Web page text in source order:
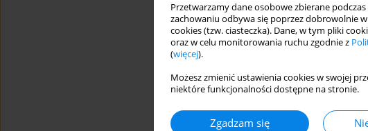
Przetwarzamy dane osobowe zbierane
zachowaniu odbywa się poprzez dobrowolnie
cookies (tzw. ciasteczka). Dane, w tym pliki
oraz w celu monitorowania ruchu zgodnie z
(więcej).
Możesz zmienić ustawienia cookies w swojej
niektóre funkcjonalności dostępne na stronie.
Zgadzam się